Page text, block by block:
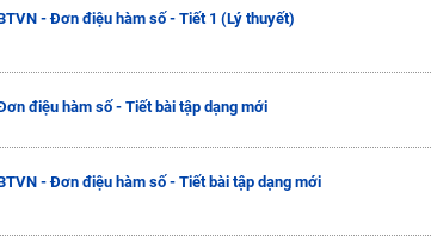
- Đơn điệu hàm số - Tiết 1 (Lý thuyết)
điệu hàm số - Tiết bài tập dạng mới
- Đơn điệu hàm số - Tiết bài tập dạng mới